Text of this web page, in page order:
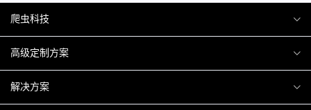
爬虫科技
爬虫案例
关于爬虫
高级定制方案
H5互动营销
解决方案